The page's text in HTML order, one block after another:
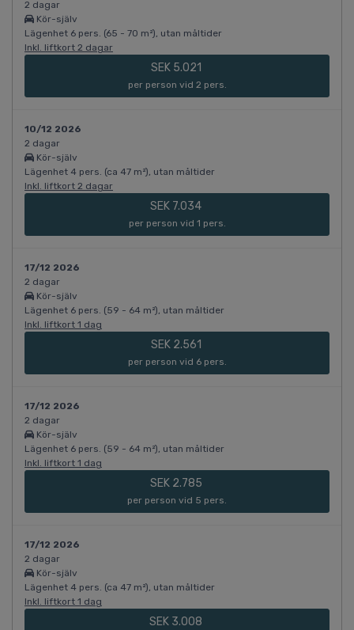
2 dagar
Kör-själv
Lägenhet 6 pers. (65 - 70 m²), utan måltider
Inkl. liftkort 2 dagar
SEK 5.021
per person vid 2 pers.
10/12 2026
2 dagar
Kör-själv
Lägenhet 4 pers. (ca 47 m²), utan måltider
Inkl. liftkort 2 dagar
SEK 7.034
per person vid 1 pers.
17/12 2026
2 dagar
Kör-själv
Lägenhet 6 pers. (59 - 64 m²), utan måltider
Inkl. liftkort 1 dag
SEK 2.561
per person vid 6 pers.
17/12 2026
2 dagar
Kör-själv
Lägenhet 6 pers. (59 - 64 m²), utan måltider
Inkl. liftkort 1 dag
SEK 2.785
per person vid 5 pers.
17/12 2026
2 dagar
Kör-själv
Lägenhet 4 pers. (ca 47 m²), utan måltider
Inkl. liftkort 1 dag
SEK 3.008